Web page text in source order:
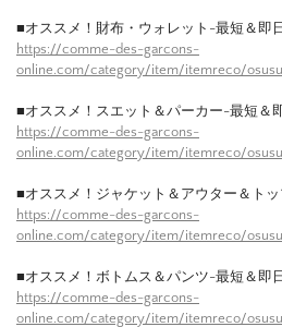
■オススメ！財布・ウォレット-最短＆即
https://comme-des-garcons-
online.com/category/item/itemreco/
■オススメ！スエット＆パーカー-最短＆
https://comme-des-garcons-
online.com/category/item/itemreco/
■オススメ！ジャケット＆アウター＆ト
https://comme-des-garcons-
online.com/category/item/itemreco/
■オススメ！ボトムス＆パンツ-最短＆即
https://comme-des-garcons-
online.com/category/item/itemreco/